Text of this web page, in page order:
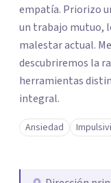
empatía. Priorizo
un trabajo mutuo,
malestar actual.
descubriremos la
herramientas
integral.
Ansiedad